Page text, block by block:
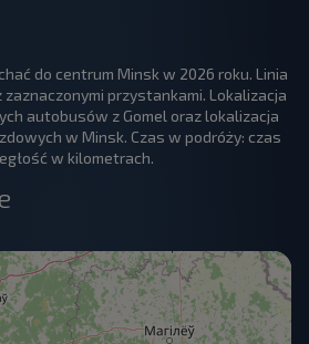
do centrum Minsk w 2026 roku. Linia
przystankami. Lokalizacja
autobusów z Gomel oraz lokalizacja
w Minsk. Czas w podróży: czas
w kilometrach.